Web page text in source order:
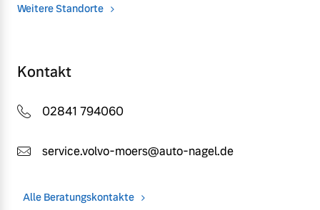
Weitere Standorte
Kontakt
02841 794060
service.volvo-moers@auto-nagel.de
Alle Beratungskontakte